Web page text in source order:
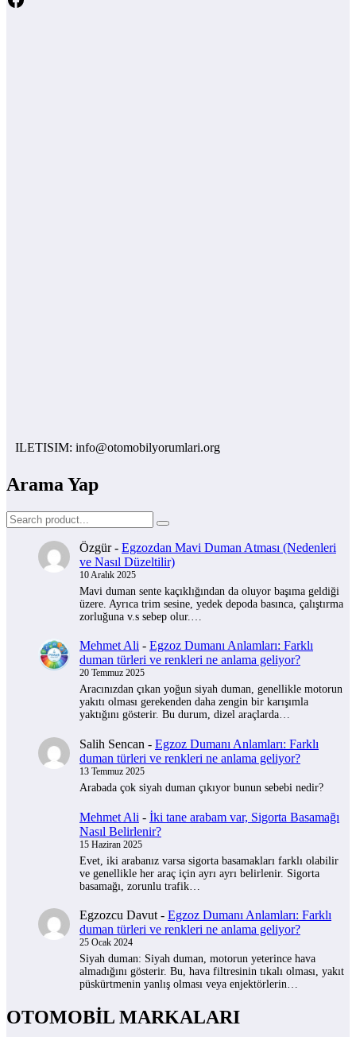
ILETISIM: info@otomobilyorumlari.org
Arama Yap
Özgür- Egzozdan Mavi Duman Atması (Nedenleri
ve Nasıl Düzeltilir)
10 Aralık 2025
Mavi duman sente kaçıklığından da oluyor başıma geldiği
üzere. Ayrıca trim sesine, yedek depoda basınca, çalıştırma
zorluğuna v.s sebep olur.…
Mehmet Ali - Egzoz Dumanı Anlamları: Farklı
duman türleri ve renkleri ne anlama geliyor?
20 Temmuz 2025
Aracınızdan çıkan yoğun siyah duman, genellikle motorun
yakıtı olması gerekenden daha zengin bir karışımla
yaktığını gösterir. Bu durum, dizel araçlarda…
Salih Sencan - Egzoz Dumanı Anlamları: Farklı
duman türleri ve renkleri ne anlama geliyor?
13 Temmuz 2025
Arabada çok siyah duman çıkıyor bunun sebebi nedir?
Mehmet Ali - İki tane arabam var, Sigorta Basamağı
Nasıl Belirlenir?
15 Haziran 2025
Evet, iki arabanız varsa sigorta basamakları farklı olabilir
ve genellikle her araç için ayrı ayrı belirlenir. Sigorta
basamağı, zorunlu trafik…
Egzozcu Davut - Egzoz Dumanı Anlamları: Farklı
duman türleri ve renkleri ne anlama geliyor?
25 Ocak 2024
Siyah duman: Siyah duman, motorun yeterince hava
almadığını gösterir. Bu, hava filtresinin tıkalı olması, yakıt
püskürtmenin yanlış olması veya enjektörlerin…
OTOMOBİL MARKALARI